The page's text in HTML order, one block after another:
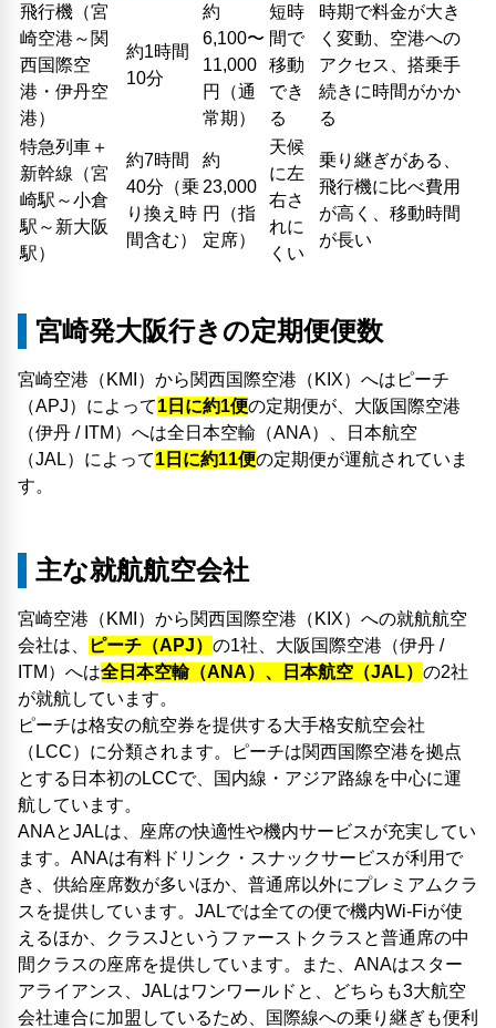
飛行機（宮
崎空港～関
西国際空
港・伊丹空
港）
約1時間
10分
約
6,100〜
11,000
円（通
常期）
短時
間で
移動
でき
る
時期で料金が大き
く変動、空港への
アクセス、搭乗手
続きに時間がかか
る
特急列車＋
新幹線（宮
崎駅～小倉
駅～新大阪
駅）
約7時間
40分（乗
り換え時
間含む）
約
23,000
円（指
定席）
天候
に左
右さ
れに
くい
乗り継ぎがある、
飛行機に比べ費用
が高く、移動時間
が長い
宮崎発大阪行きの定期便便数
宮崎空港（KMI）から関西国際空港（KIX）へはピーチ
（APJ）によって1日に約1便の定期便が、大阪国際空港
（伊丹 / ITM）へは全日本空輸（ANA）、日本航空
（JAL）によって1日に約11便の定期便が運航されていま
す。
主な就航航空会社
宮崎空港（KMI）から関西国際空港（KIX）への就航航空
会社は、
ピーチ（APJ） の1社、大阪国際空港（伊丹 /
ITM）へは全日本空輸（ANA）、日本航空（JAL） の2社
が就航しています。
ピーチは格安の航空券を提供する大手格安航空会社
（LCC）に分類されます。ピーチは関西国際空港を拠点
とする日本初のLCCで、国内線・アジア路線を中心に運
航しています。
ANAとJALは、座席の快適性や機内サービスが充実してい
ます。ANAは有料ドリンク・スナックサービスが利用で
き、供給座席数が多いほか、普通席以外にプレミアムクラ
スを提供しています。JALでは全ての便で機内Wi-Fiが使
えるほか、クラスJというファーストクラスと普通席の中
間クラスの座席を提供しています。また、ANAはスター
アライアンス、JALはワンワールドと、どちらも3大航空
会社連合に加盟しているため、国際線への乗り継ぎも便利